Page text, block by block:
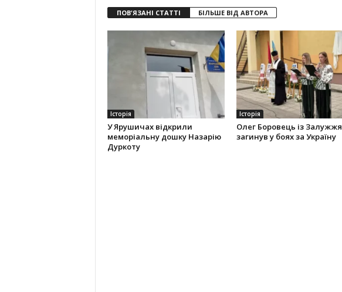
ПОВ'ЯЗАНІ СТАТТІ БІЛЬШЕ ВІД АВТОРА
Історія
У Ярушичах відкрили
меморіальну дошку Назарію
Дуркоту
Історія
Олег Боровець із Залужжя
загинув у боях за Україну